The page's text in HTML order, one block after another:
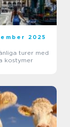
2025
turer med
kostymer